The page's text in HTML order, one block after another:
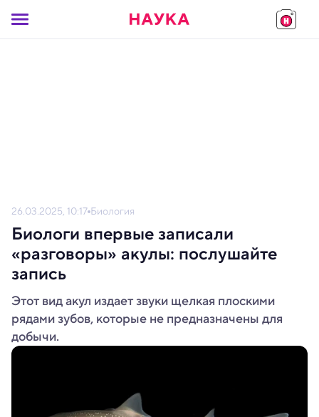
26.03.2025, 10:17 Биология
Биологи впервые записали
«разговоры» акулы: послушайте
запись
Этот вид акул издает звуки щелкая плоскими
рядами зубов, которые не предназначены для
добычи.